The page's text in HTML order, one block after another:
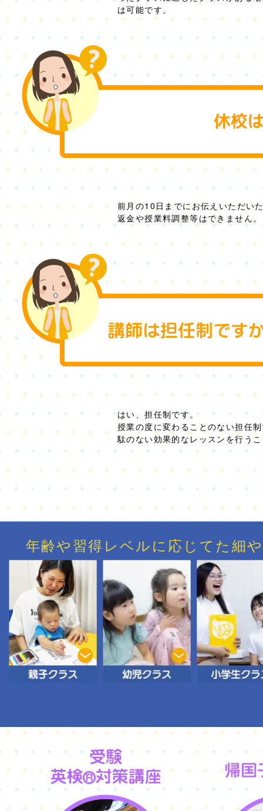
は可能です。
前月の10日までにお伝えいただい
返金や授業料調整等はできません。
はい、担任制です。
授業の度に変わることのない担任
駄のない効果的なレッスンを行う
年齢や習得レベルに応じてた細